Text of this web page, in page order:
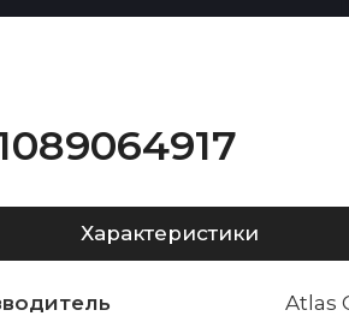
Характеристики
Atlas